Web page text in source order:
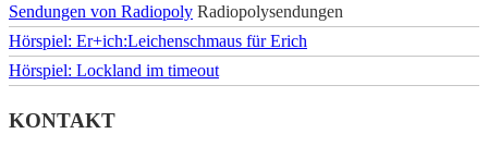
Sendungen von Radiopoly Radiopolysendungen
Hörspiel: Er+ich:Leichenschmaus für Erich
Hörspiel: Lockland im timeout
KONTAKT